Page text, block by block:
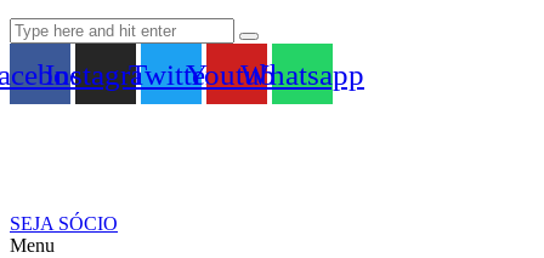
InstagramTwitterYoutubeWhatsapp
SEJA SÓCIO
Menu